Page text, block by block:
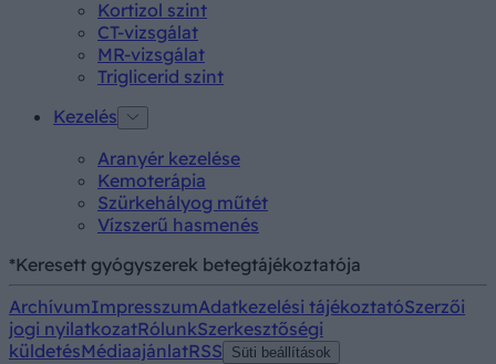
Kortizol szint
CT-vizsgálat
MR-vizsgálat
Triglicerid szint
Kezelés
Aranyér kezelése
Kemoterápia
Szürkehályog műtét
Vízszerű hasmenés
*Keresett gyógyszerek betegtájékoztatója
ArchívumImpresszumAdatkezelési tájékoztatóSzerzői
jogi nyilatkozatRólunkSzerkesztőségi
küldetésMédiaajánlatRSS Süti beállítások